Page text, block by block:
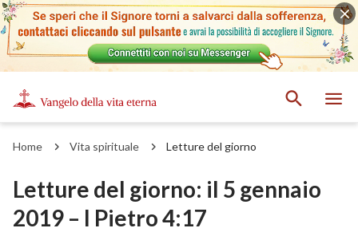
Home Vita spirituale Letture del giorno
Letture del giorno: il 5 gennaio
2019 – I Pietro 4:17